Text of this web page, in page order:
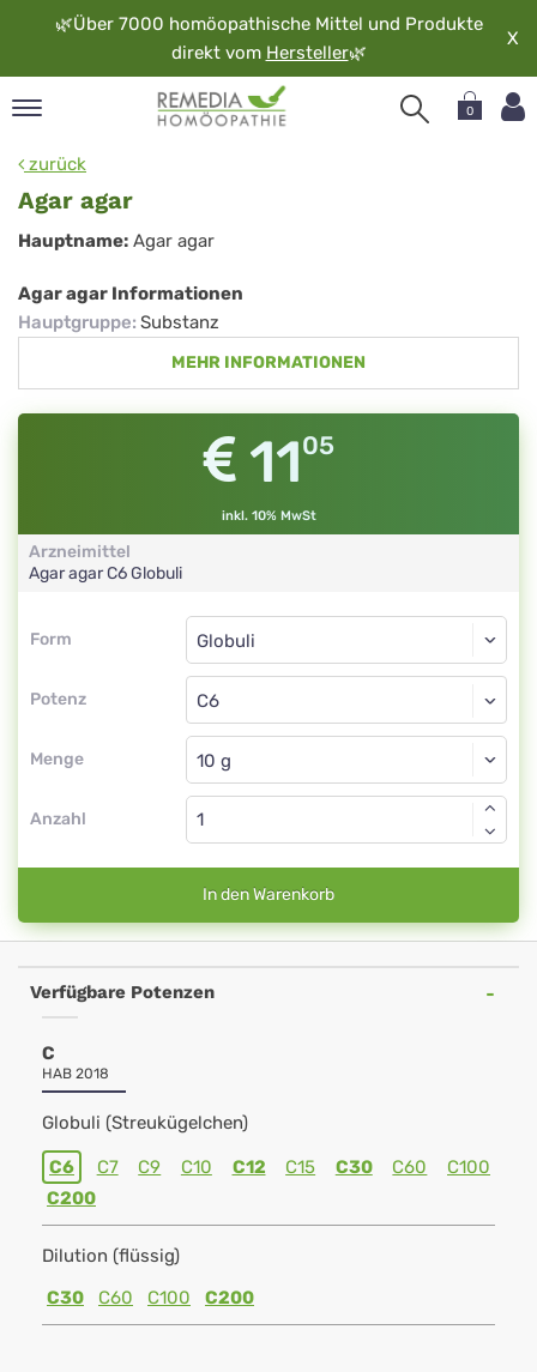
🌿Über 7000 homöopathische Mittel und Produkte
direkt vom Hersteller🌿
X
0
zurück
Agar agar
Agar
agar
Hauptname: Agar agar
Agar agar Informationen
Hauptgruppe: Substanz
MEHR INFORMATIONEN
1105
inkl. 10% MwSt
Arzneimittel
Agar agarC6Globuli
Form
Form
Potenz
Globuli
C6
Menge
Globuli
Anzahl
In den Warenkorb
Verfügbare Potenzen
C
HAB 2018
Globuli (Streukügelchen)
C6 C7 C9 C10 C12 C15 C30 C60
C100
C200
Dilution (flüssig)
C30
C60 C100 C200